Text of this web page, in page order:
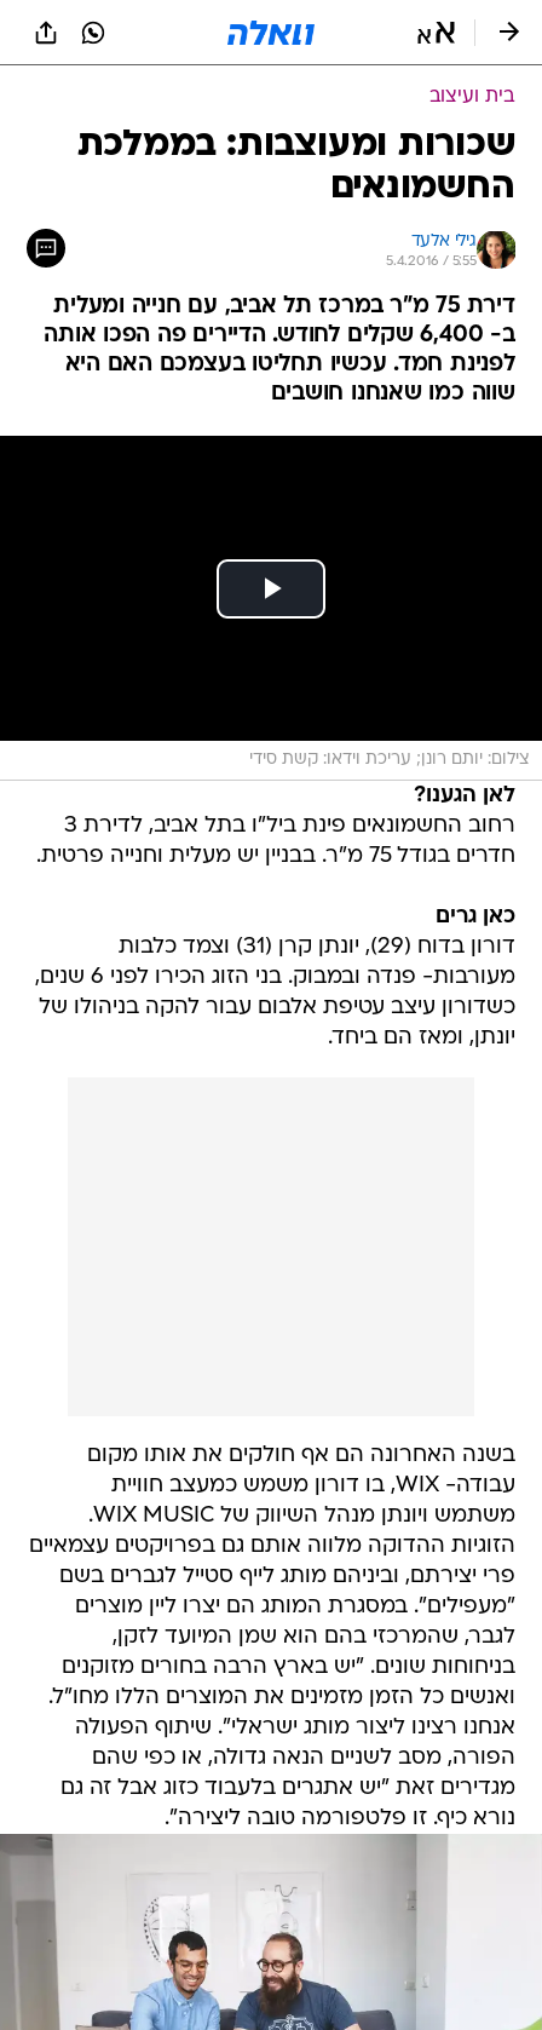
בית ועיצוב
שכורות ומעוצבות: בממלכת
החשמונאים
גילי אלעד
5.4.2016 / 5:55
דירת 75 מ"ר במרכז תל אביב, עם חנייה ומעלית
ב- 6,400 שקלים לחודש. הדיירים פה הפכו אותה
לפנינת חמד. עכשיו תחליטו בעצמכם האם היא
שווה כמו שאנחנו חושבים
צילום: יותם רונן; עריכת וידאו: קשת סידי
לאן הגענו?
רחוב החשמונאים פינת ביל"ו בתל אביב, לדירת 3
חדרים בגודל 75 מ"ר. בבניין יש מעלית וחנייה פרטית.
כאן גרים
דורון בדוח (29), יונתן קרן (31) וצמד כלבות
מעורבות- פנדה ובמבוק. בני הזוג הכירו לפני 6 שנים,
כשדורון עיצב עטיפת אלבום עבור להקה בניהולו של
יונתן, ומאז הם ביחד.
בשנה האחרונה הם אף חולקים את אותו מקום
עבודה- WIX, בו דורון משמש כמעצב חוויית
משתמש ויונתן מנהל השיווק של WIX MUSIC.
הזוגיות ההדוקה מלווה אותם גם בפרויקטים עצמאיים
פרי יצירתם, וביניהם מותג לייף סטייל לגברים בשם
"מעפילים". במסגרת המותג הם יצרו ליין מוצרים
לגבר, שהמרכזי בהם הוא שמן המיועד לזקן,
בניחוחות שונים. "יש בארץ הרבה בחורים מזוקנים
ואנשים כל הזמן מזמינים את המוצרים הללו מחו"ל.
אנחנו רצינו ליצור מותג ישראלי". שיתוף הפעולה
הפורה, מסב לשניים הנאה גדולה, או כפי שהם
מגדירים זאת "יש אתגרים בלעבוד כזוג אבל זה גם
נורא כיף. זו פלטפורמה טובה ליצירה".